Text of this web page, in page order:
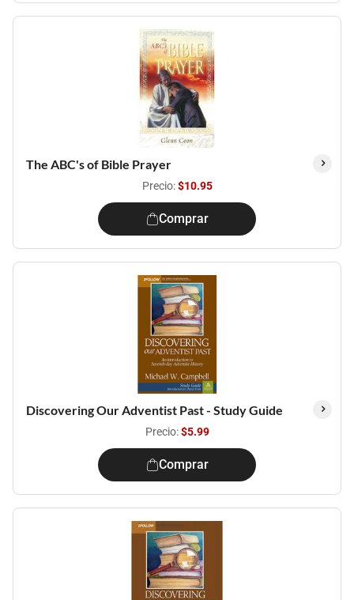
The ABC's of Bible Prayer
Precio:$10.95
Comprar
Discovering Our Adventist Past - Study Guide
Precio:$5.99
Comprar